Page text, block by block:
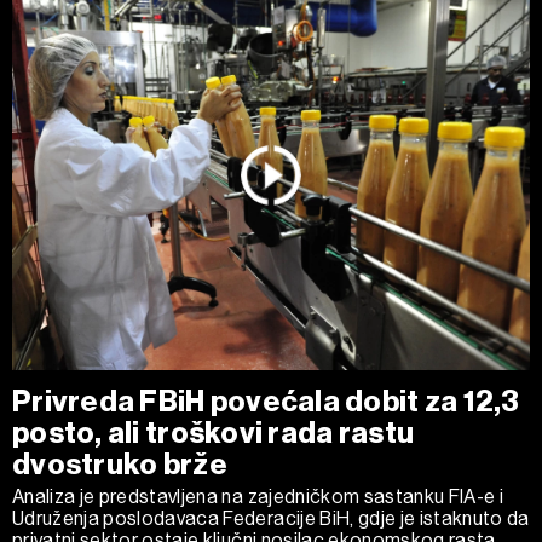
Privreda FBiH povećala dobit za 12,3
posto, ali troškovi rada rastu
dvostruko brže
Analiza je predstavljena na zajedničkom sastanku FIA-e i
Udruženja poslodavaca Federacije BiH, gdje je istaknuto da